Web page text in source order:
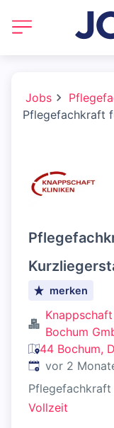
Jobs
Pflegefachkraft
merken
Bochum
44 Bochum,
Veröffentlicht:
vor 2
Pflegefachkraft
Vollzeit